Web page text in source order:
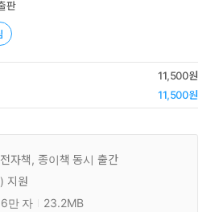
판
11,500원
11,500원
전자책, 종이책 동시 출간
지원
만 자
23.2MB